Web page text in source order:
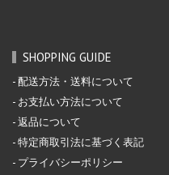
SHOPPING GUIDE
配送方法・送料について
お支払い方法について
返品について
特定商取引法に基づく表記
プライバシーポリシー